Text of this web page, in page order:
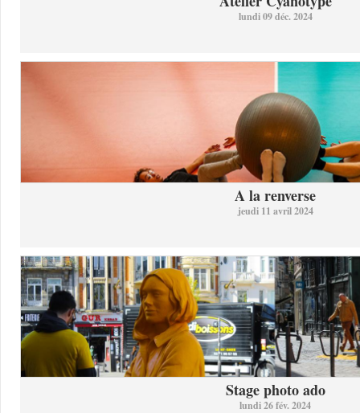
lundi 09 déc. 2024
A la renverse
jeudi 11 avril 2024
Stage photo ado
lundi 26 fév. 2024